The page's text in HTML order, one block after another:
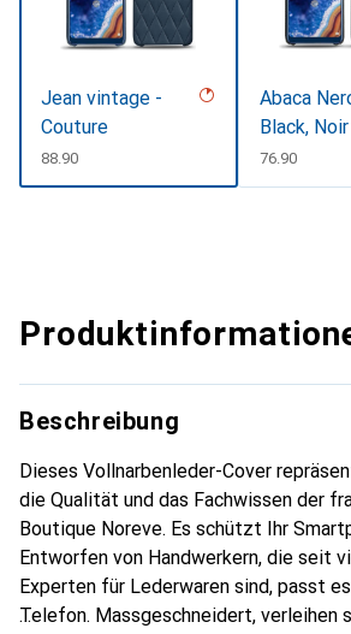
Jean vintage -
Couture
CHF
88.90
Abaca
Black, Noir
CHF
76.90
Beschreibung
Dieses Vollnarbenleder-Cover
die Qualität und das Fachwissen der
Boutique Noreve. Es schützt Ihr
Entworfen von Handwerkern, die seit
Experten für Lederwaren sind, passt
Telefon. Massgeschneidert, verleihen